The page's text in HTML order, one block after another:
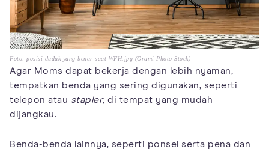
Foto: posisi duduk yang benar saat WFH.jpg (Orami Photo Stock)
Agar Moms dapat bekerja dengan lebih nyaman,
tempatkan benda yang sering digunakan, seperti
telepon atau stapler, di tempat yang mudah
dijangkau.
Benda-benda lainnya, seperti ponsel serta pena dan